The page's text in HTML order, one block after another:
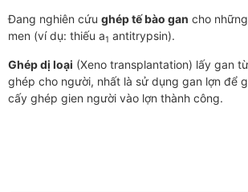
Đang nghiên cứu ghép tế bào gan cho
men (ví dụ: thiếu a1 antitrypsin).
Ghép dị loại (Xeno transplantation) lấy gan
ghép cho người, nhất là sử dụng gan lợn để
cấy ghép gien người vào lợn thành công.